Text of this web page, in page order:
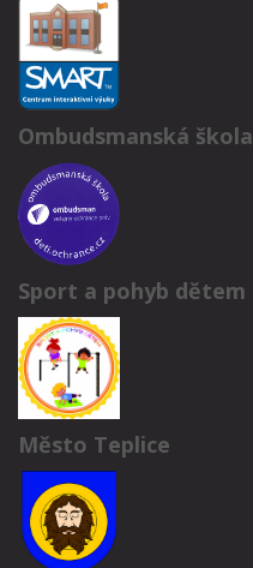
Ombudsmanská škola
Sport a pohyb dětem
Město Teplice